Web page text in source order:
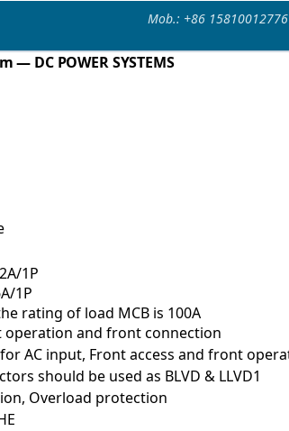
Mob.: +86 15810012776
— DC POWER SYSTEMS
1P
1P
rating of load MCB is 100A
operation and front connection
AC input, Front access and front
should be used as BLVD & LLVD1
Overload protection